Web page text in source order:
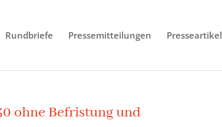
Rundbriefe Pressemitteilungen Presseartikel
ohne Befristung und